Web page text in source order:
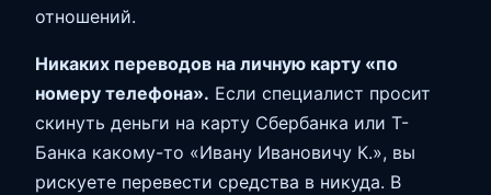
отношений.
Никаких переводов на личную карту «по
номеру телефона». Если специалист просит
скинуть деньги на карту Сбербанка или Т-
Банка какому-то «Ивану Ивановичу К.», вы
рискуете перевести средства в никуда. В